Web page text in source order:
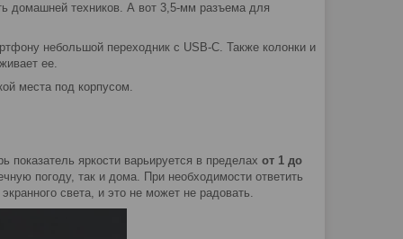
домашней техников. А вот 3,5-мм разъема для
небольшой переходник с USB-C. Также колонки и
ее.
места под корпусом.
показатель яркости варьируется в пределах от 1 до
погоду, так и дома. При необходимости ответить
света, и это не может не радовать.